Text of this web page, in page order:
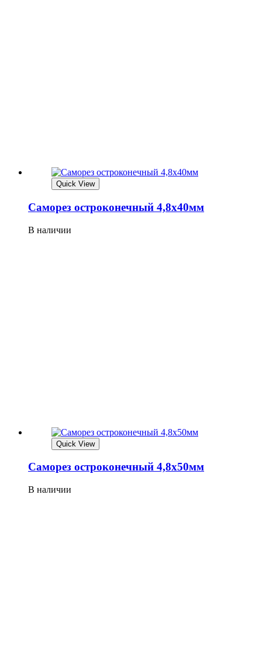
Quick View
Саморез остроконечный 4,8х40мм
В наличии
Quick View
Саморез остроконечный 4,8х50мм
В наличии